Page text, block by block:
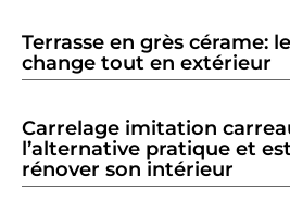
Terrasse en grès cérame:
change tout en extérieur
Carrelage imitation
l’alternative pratique et
rénover son intérieur